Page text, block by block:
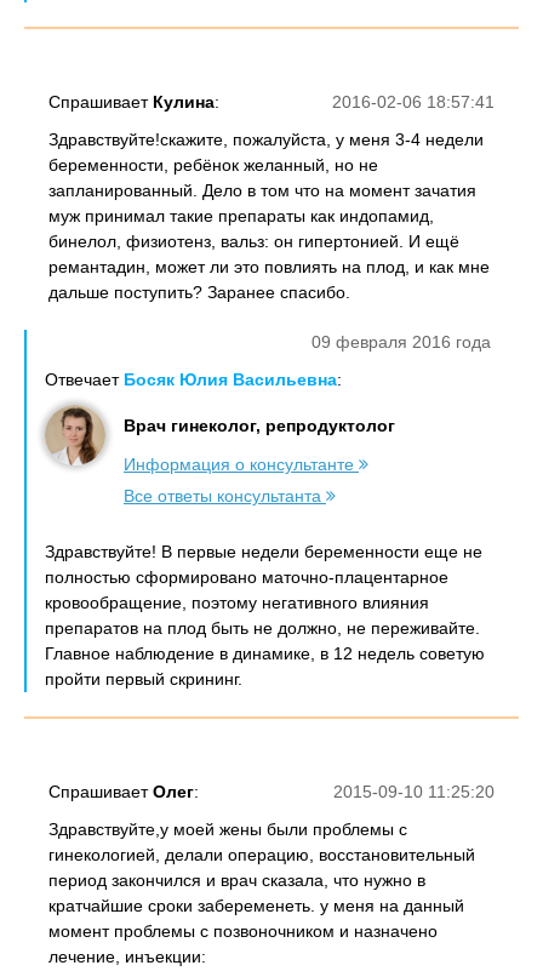
2016-02-06 18:57:41
Спрашивает Кулина:
Здравствуйте!скажите, пожалуйста, у меня 3-4 недели
беременности, ребёнок желанный, но не
запланированный. Дело в том что на момент зачатия
муж принимал такие препараты как индопамид,
бинелол, физиотенз, вальз: он гипертонией. И ещё
ремантадин, может ли это повлиять на плод, и как мне
дальше поступить? Заранее спасибо.
09 февраля 2016 года
Отвечает Босяк Юлия Васильевна:
Врач гинеколог, репродуктолог
Информация о консультанте
Все ответы консультанта
Здравствуйте! В первые недели беременности еще не
полностью сформировано маточно-плацентарное
кровообращение, поэтому негативного влияния
препаратов на плод быть не должно, не переживайте.
Главное наблюдение в динамике, в 12 недель советую
пройти первый скрининг.
2015-09-10 11:25:20
СпрашиваетОлег:
Здравствуйте,у моей жены были проблемы с
гинекологией, делали операцию, восстановительный
период закончился и врач сказала, что нужно в
кратчайшие сроки забеременеть. у меня на данный
момент проблемы с позвоночником и назначено
лечение, инъекции: